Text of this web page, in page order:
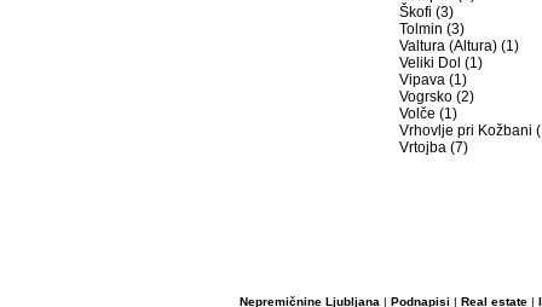
Škofi (3)
Tolmin (3)
Valtura (Altura) (1)
Veliki Dol (1)
Vipava (1)
Vogrsko (2)
Volče (1)
Vrhovlje pri Kožbani
Vrtojba (7)
Nepremičnine Ljubljana | Podnapisi | Real estate|